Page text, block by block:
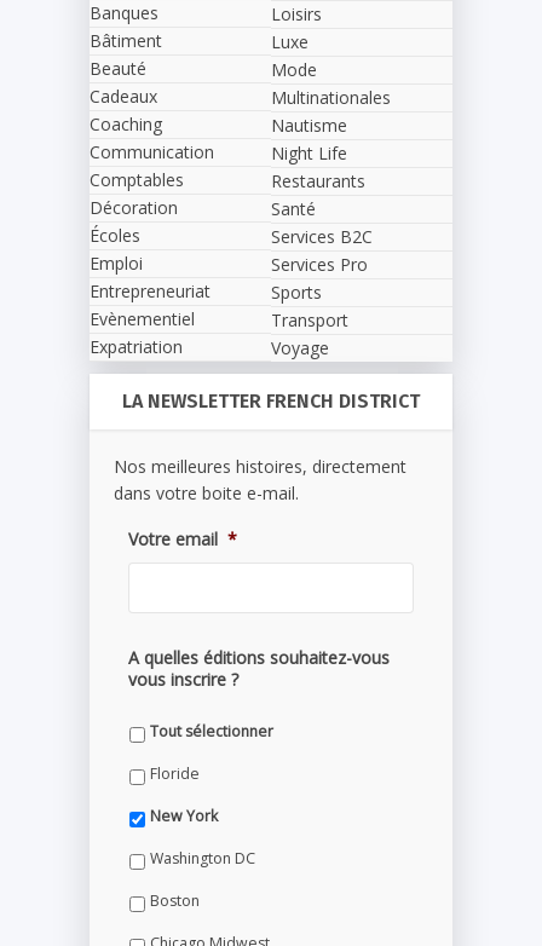
Banques
Bâtiment
Beauté
Cadeaux
Coaching
Communication
Comptables
Décoration
Écoles
Emploi
Entrepreneuriat
Evènementiel
Expatriation
Loisirs
Luxe
Mode
Multinationales
Nautisme
Night Life
Restaurants
Santé
Services B2C
Services Pro
Sports
Transport
Voyage
LA NEWSLETTER FRENCH DISTRICT
Nos meilleures histoires, directement
dans votre boite e-mail.
Votre email *
A quelles éditions souhaitez-vous
vous inscrire ?
Tout sélectionner
Floride
New York
Washington DC
Boston